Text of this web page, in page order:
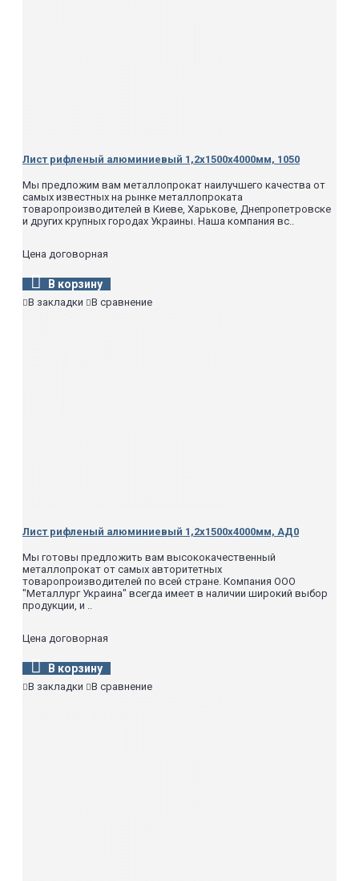
Лист рифленый алюминиевый 1,2х1500х4000мм, 1050
Мы предложим вам металлопрокат наилучшего качества от
самых известных на рынке металлопроката
товаропроизводителей в Киеве, Харькове, Днепропетровске
и других крупных городах Украины. Наша компания вс..
Цена договорная
В корзину
В закладки В сравнение
Лист рифленый алюминиевый 1,2х1500х4000мм, АД0
Мы готовы предложить вам высококачественный
металлопрокат от самых авторитетных
товаропроизводителей по всей стране. Компания ООО
"Металлург Украина" всегда имеет в наличии широкий выбор
продукции, и ..
Цена договорная
В корзину
В закладки В сравнение